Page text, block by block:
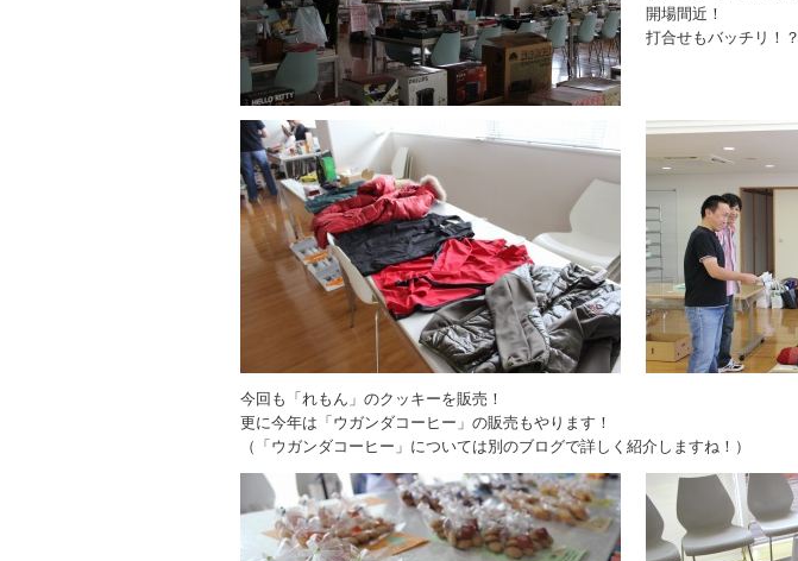
開場間近！
打合せもバッチリ！？
今回も「れもん」のクッキーを販売！
更に今年は「ウガンダコーヒー」の販売もやります！
（「ウガンダコーヒー」については別のブログで詳しく紹介しますね！）